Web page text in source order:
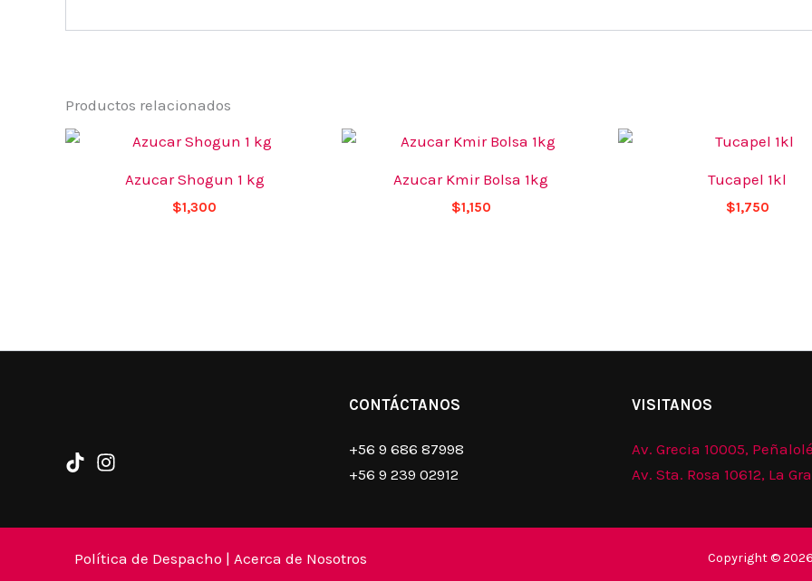
Productos relacionados
Azucar Shogun 1 kg
$1,300
Azucar Kmir Bolsa 1kg
$1,150
Tucapel 1kl
$1,750
CONTÁCTANOS
+56 9 686 87998
+56 9 239 02912
VISITANOS
Av. Grecia 10005,
Av. Sta. Rosa 10612, La
Política de Despacho | Acerca de Nosotros Copyright ©